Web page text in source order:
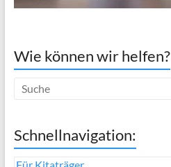
Wie können wir helfen?
Schnellnavigation: